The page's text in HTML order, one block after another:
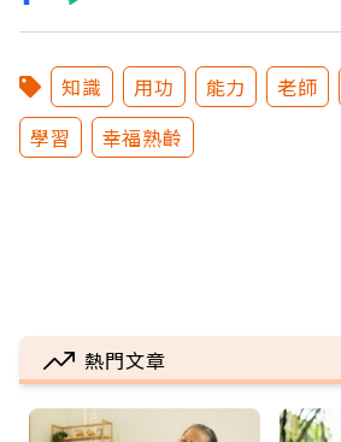
知識 用功 能力 老師
學習
幸福熟齡
熱門文章